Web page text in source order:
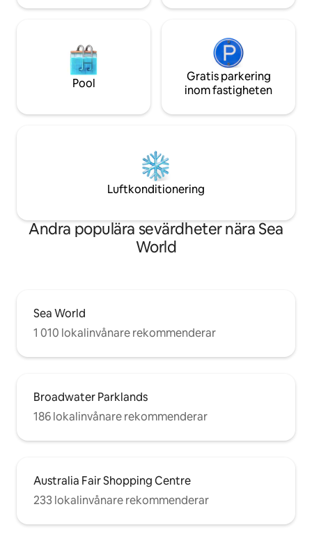
Pool
Gratis parkering
inom fastigheten
Luftkonditionering
Andra populära sevärdheter nära Sea
World
Sea World
1 010 lokalinvånare rekommenderar
Broadwater Parklands
186 lokalinvånare rekommenderar
Australia Fair Shopping Centre
233 lokalinvånare rekommenderar